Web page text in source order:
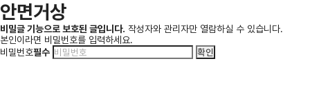
안면거상
비밀글 기능으로 보호된 글입니다. 작성자와 관리자만 열람하실 수 있습니다.
본인이라면 비밀번호를 입력하세요.
비밀번호필수